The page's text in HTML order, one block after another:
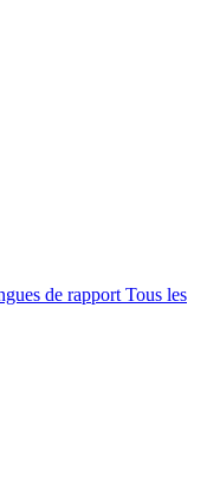
de rapport Tous les